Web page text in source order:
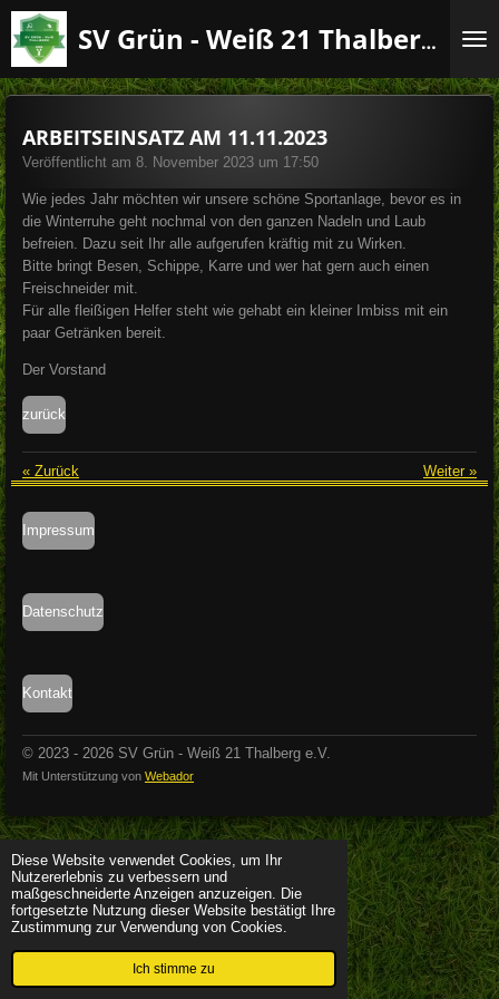
Diese Website verwendet Cookies, um Ihr
Nutzererlebnis zu verbessern und
maßgeschneiderte Anzeigen anzuzeigen. Die
fortgesetzte Nutzung dieser Website bestätigt Ihre
Zustimmung zur Verwendung von Cookies.
Ich stimme zu
Zum
Hauptinhalt
springen
SV Grün - Weiß 21 Thalberg e.V.
ARBEITSEINSATZ AM 11.11.2023
Veröffentlicht am 8. November 2023 um 17:50
Wie jedes Jahr möchten wir unsere schöne Sportanlage, bevor es in
die Winterruhe geht nochmal von den ganzen Nadeln und Laub
befreien. Dazu seit Ihr alle aufgerufen kräftig mit zu Wirken.
Bitte bringt Besen, Schippe, Karre und wer hat gern auch einen
Freischneider mit.
Für alle fleißigen Helfer steht wie gehabt ein kleiner Imbiss mit ein
paar Getränken bereit.
Der Vorstand
zurück
« Zurück Weiter »
Impressum
Datenschutz
Kontakt
© 2023 - 2026 SV Grün - Weiß 21 Thalberg e.V.
Mit Unterstützung von Webador